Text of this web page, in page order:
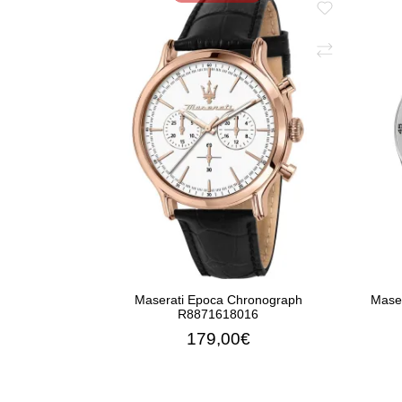
Maserati Epoca Chronograph
R8871618016
179,00€